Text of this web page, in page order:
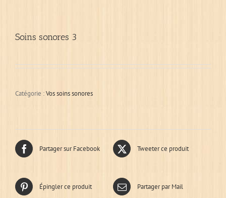
Soins sonores 3
Catégorie :Vos soins sonores
Partager sur Facebook Tweeter ce produit
Épingler ce produit Partager par Mail